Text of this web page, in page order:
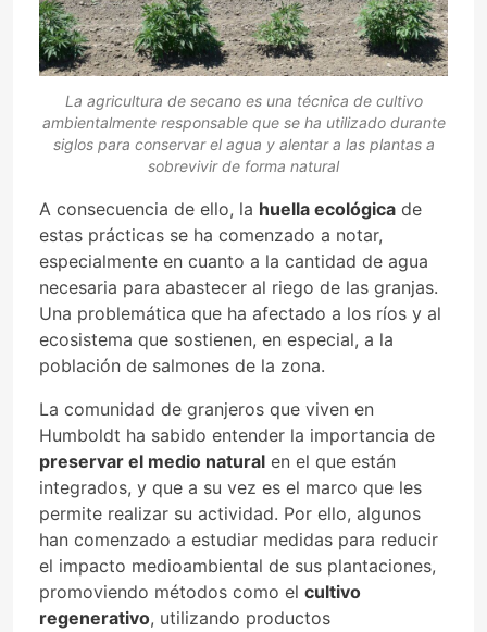
La agricultura de secano es una técnica de cultivo
ambientalmente responsable que se ha utilizado durante
siglos para conservar el agua y alentar a las plantas a
sobrevivir de forma natural
A consecuencia de ello, la huella ecológica de
estas prácticas se ha comenzado a notar,
especialmente en cuanto a la cantidad de agua
necesaria para abastecer al riego de las granjas.
Una problemática que ha afectado a los ríos y al
ecosistema que sostienen, en especial, a la
población de salmones de la zona.
La comunidad de granjeros que viven en
Humboldt ha sabido entender la importancia de
preservar el medio natural en el que están
integrados, y que a su vez es el marco que les
permite realizar su actividad. Por ello, algunos
han comenzado a estudiar medidas para reducir
el impacto medioambiental de sus plantaciones,
promoviendo métodos como el cultivo
regenerativo, utilizando productos